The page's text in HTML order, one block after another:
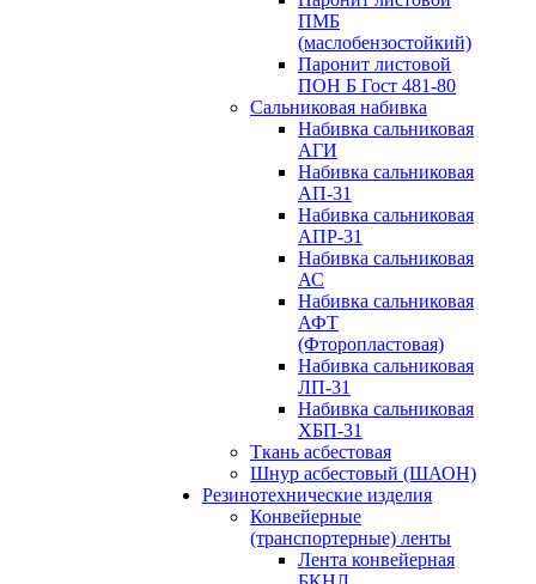
ПМБ
(маслобензостойкий)
Паронит листовой
ПОН Б Гост 481-80
Сальниковая набивка
Набивка сальниковая
АГИ
Набивка сальниковая
АП-31
Набивка сальниковая
АПР-31
Набивка сальниковая
АС
Набивка сальниковая
АФТ
(Фторопластовая)
Набивка сальниковая
ЛП-31
Набивка сальниковая
ХБП-31
Ткань асбестовая
Шнур асбестовый (ШАОН)
Резинотехнические изделия
Конвейерные
(транспортерные) ленты
Лента конвейерная